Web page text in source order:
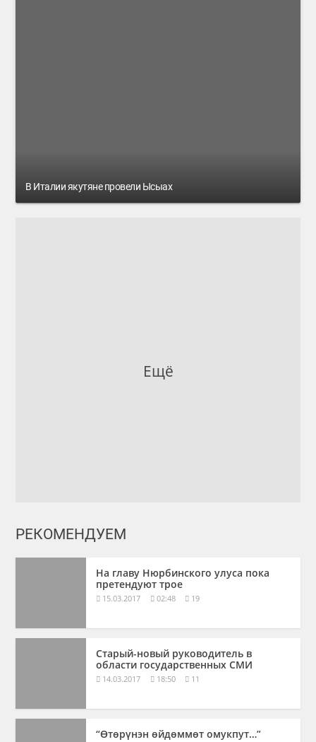
В Италии якутяне провели Ысыах
РЕКОМЕНДУЕМ
На главу Нюрбинского улуса пока
претендуют трое
15.03.2017 02:48 19
Старый-новый руководитель в
области государственных СМИ
14.03.2017 18:50 11
“Өтөрүнэн өйдөммөт омукпут…”